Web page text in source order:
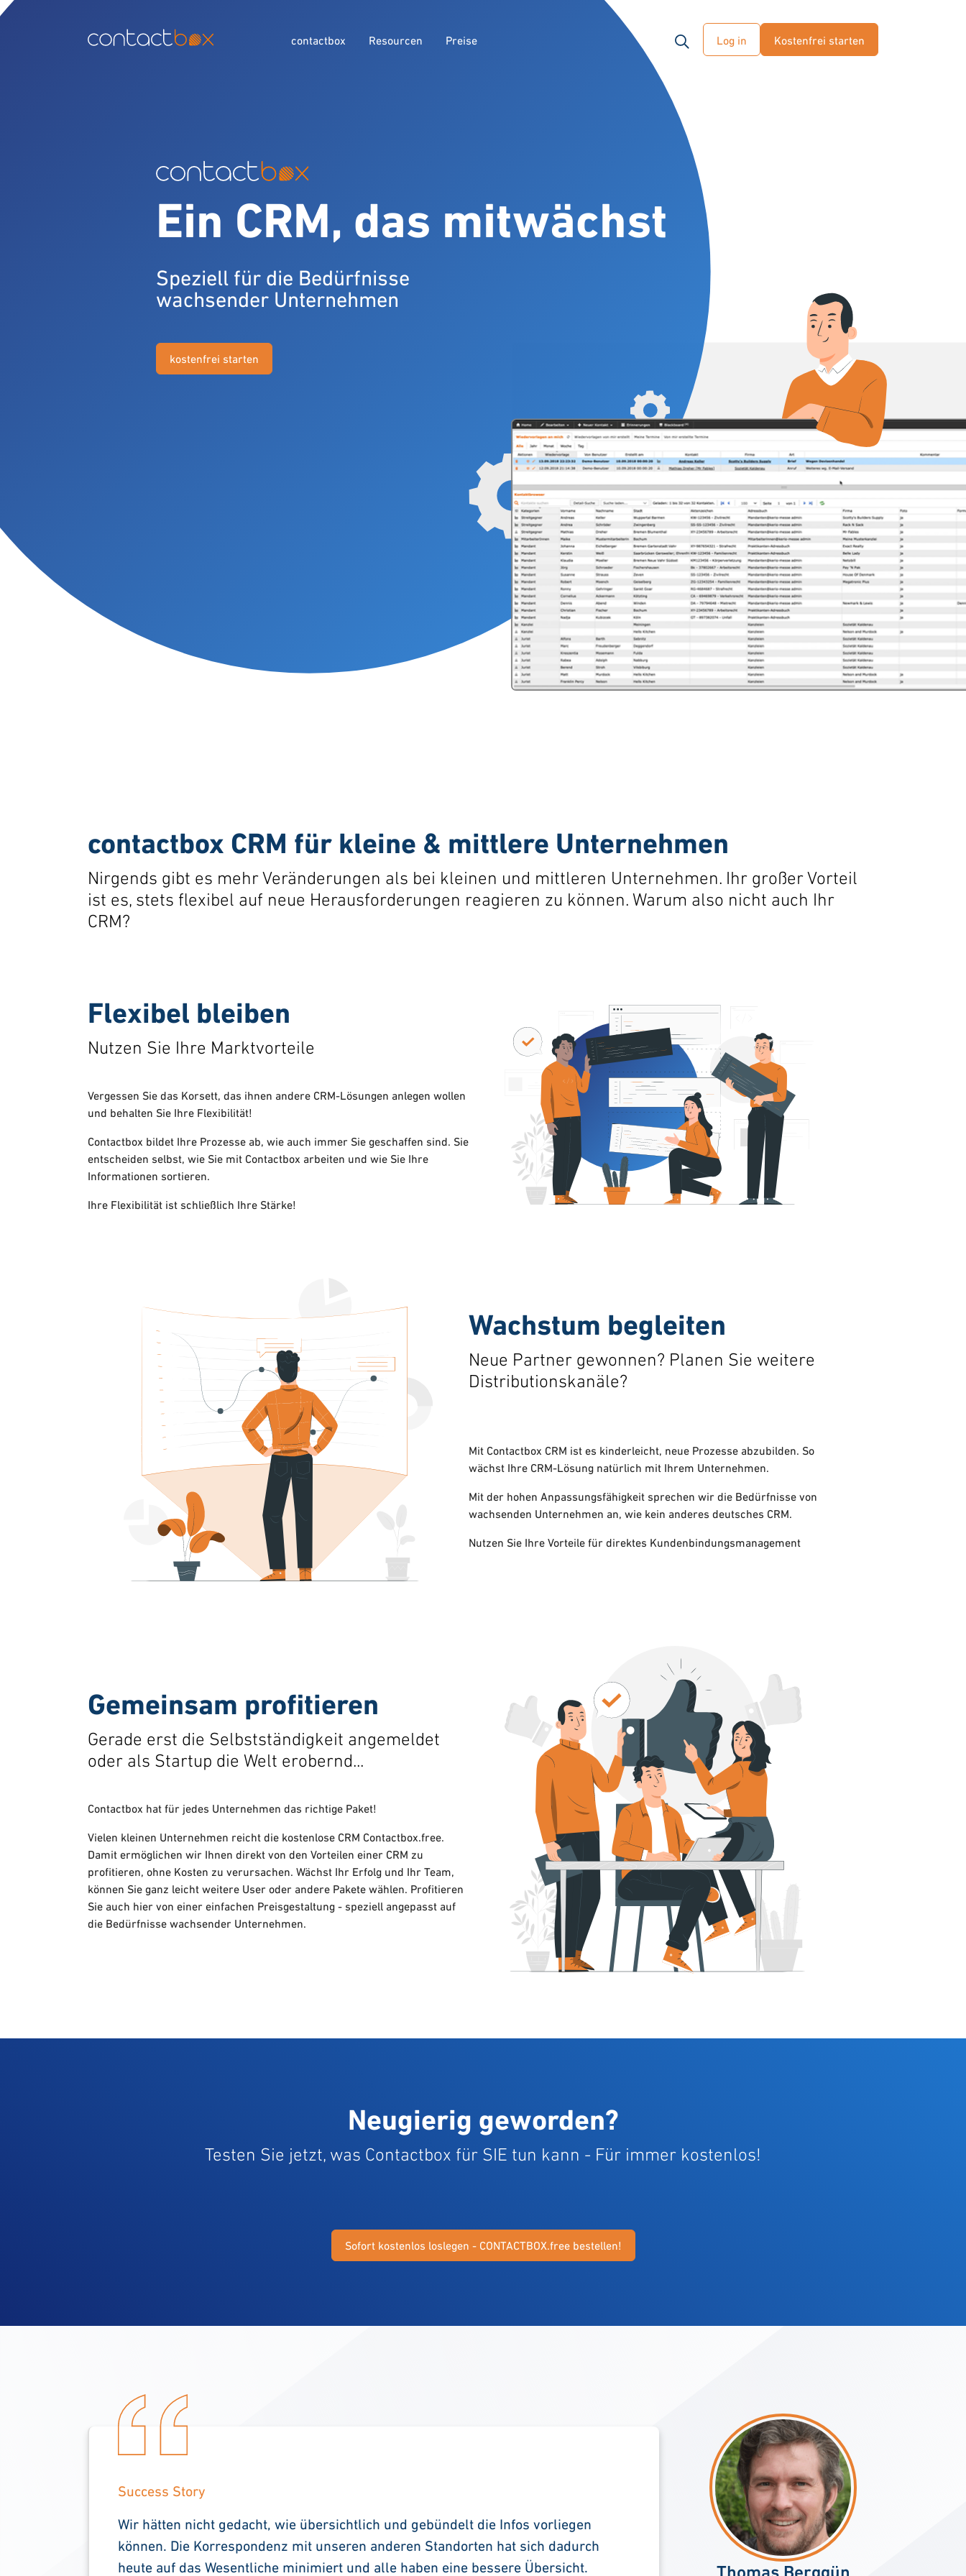
contactbox Resourcen Preise Log in Kostenfrei starten
Ein CRM, das mitwächst
Speziell für die Bedürfnisse
wachsender Unternehmen
kostenfrei starten
contactbox CRM für kleine & mittlere Unternehmen
Nirgends gibt es mehr Veränderungen als bei kleinen und mittleren Unternehmen. Ihr großer Vorteil
ist es, stets flexibel auf neue Herausforderungen reagieren zu können. Warum also nicht auch Ihr
CRM?
Flexibel bleiben
Nutzen Sie Ihre Marktvorteile
Vergessen Sie das Korsett, das ihnen andere CRM-Lösungen anlegen wollen
und behalten Sie Ihre Flexibilität!
Contactbox bildet Ihre Prozesse ab, wie auch immer Sie geschaffen sind. Sie
entscheiden selbst, wie Sie mit Contactbox arbeiten und wie Sie Ihre
Informationen sortieren.
Ihre Flexibilität ist schließlich Ihre Stärke!
Wachstum begleiten
Neue Partner gewonnen? Planen Sie weitere
Distributionskanäle?
Mit Contactbox CRM ist es kinderleicht, neue Prozesse abzubilden. So
wächst Ihre CRM-Lösung natürlich mit Ihrem Unternehmen.
Mit der hohen Anpassungsfähigkeit sprechen wir die Bedürfnisse von
wachsenden Unternehmen an, wie kein anderes deutsches CRM.
Nutzen Sie Ihre Vorteile für direktes Kundenbindungsmanagement
Gemeinsam profitieren
Gerade erst die Selbstständigkeit angemeldet
oder als Startup die Welt erobernd...
Contactbox hat für jedes Unternehmen das richtige Paket!
Vielen kleinen Unternehmen reicht die kostenlose CRM Contactbox.free.
Damit ermöglichen wir Ihnen direkt von den Vorteilen einer CRM zu
profitieren, ohne Kosten zu verursachen. Wächst Ihr Erfolg und Ihr Team,
können Sie ganz leicht weitere User oder andere Pakete wählen. Profitieren
Sie auch hier von einer einfachen Preisgestaltung - speziell angepasst auf
die Bedürfnisse wachsender Unternehmen.
Neugierig geworden?
Testen Sie jetzt, was Contactbox für SIE tun kann - Für immer kostenlos!
Sofort kostenlos loslegen - CONTACTBOX.free bestellen!
Success Story
Wir hätten nicht gedacht, wie übersichtlich und gebündelt die Infos vorliegen
können. Die Korrespondenz mit unseren anderen Standorten hat sich dadurch
heute auf das Wesentliche minimiert und alle haben eine bessere Übersicht.